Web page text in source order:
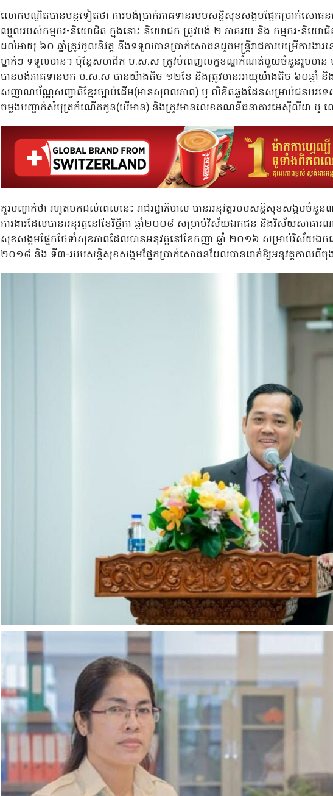
លោកបណ្ឌិតបានបន្តទៀតថា ការបង់ប្រាក់ភាគទានរបបសន្តិសុខសង្គមផ្នែកប្រាក់សោធ
ឈ្នួលរបស់កម្មករ-និយោជិត ក្នុងនោះ និយោជក ត្រូវបង់ ២ ភាគរយ និង កម្មករ-និយ
ដល់អាយុ ៦០ ឆ្នាំត្រូវចូលនិវត្ត នឹងទទួលបានប្រាក់សោធនដូចមន្ត្រីរាជការបម្រើការងារ
ម្នាក់ៗ ទទួលបាន។ ប៉ុន្តែសមាជិក ប.ស.ស ត្រូវបំពេញលក្ខខណ្ឌកំណត់មួយចំនួនរួមមាន
បានបង់ភាគទានមក ប.ស.ស បានយ៉ាងតិច ១២ខែ និងត្រូវមានអាយុយ៉ាងតិច ៦០ឆ្នាំ និង
សញ្ញាណប័ណ្ណសញ្ជាតិខ្មែរច្បាប់ដើម(មានសុពលភាព) ឬ លិខិតឆ្លងដែនសម្រាប់ជនបរទ
ចម្លងបញ្ជាក់សំបុត្រកំណើតកូន(បើមាន) និងត្រូវមានលេខគណនីធនាគារអេស៊ីលីដា ឬ
គួរបញ្ជាក់ថា រហូតមកដល់ពេលនេះ រាជរដ្ឋាភិបាល បានអនុវត្តរបបសន្តិសុខសង្គមចំ
ការងារដែលបានអនុវត្តនៅខែវិច្ឆិកា ឆ្នាំ២០០៨ សម្រាប់វិស័យឯកជន និងវិស័យសាធារ
សុខសង្គមផ្នែកថែទាំសុខភាពដែលបានអនុវត្តនៅខែកញ្ញា ឆ្នាំ ២០១៦ សម្រាប់វិស័យឯក
២០១៨ និង ទី៣-របបសន្តិសុខសង្គមផ្នែកប្រាក់សោធនដែលបានដាក់ឱ្យអនុវត្តកាលពីចុ